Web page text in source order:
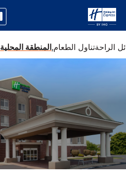
الراحةتناول الطعام,المنطقة المحلية